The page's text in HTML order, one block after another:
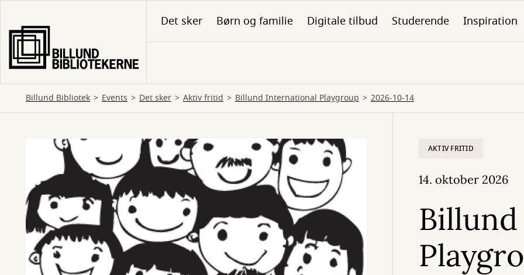
hovedindhold
Det sker Børn og familie Digitale tilbud Studerende Inspiration
Billund Bibliotek Events Det sker Aktiv fritid Billund International Playgroup 2026-10-14
AKTIV FRITID
14. oktober 2026